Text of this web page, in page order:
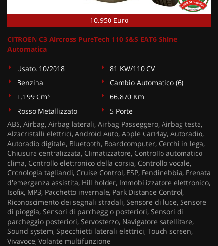
10.950 Euro
CITROEN C3 Aircross PureTech 110 S&S EAT6 Shine
Automatica
Usato, 10/2018
81 KW/110 CV
Benzina
Cambio Automatico (6)
1.199 Cm³
66.870 Km
Rosso Metallizzato
5 Porte
ABS, Airbag, Airbag laterali, Airbag Passeggero, Airbag testa,
Alzacristalli elettrici, Android Auto, Apple CarPlay, Autoradio,
Autoradio digitale, Bluetooth, Boardcomputer, Cerchi in lega,
Chiusura centralizzata, Climatizzatore, Controllo automatico
clima, Controllo elettronico della corsia, Controllo vocale,
Cronologia tagliandi, Cruise Control, ESP, Fendinebbia, Frenata
d'emergenza assistita, Hill holder, Immobilizzatore elettronico,
Isofix, MP3, Pacchetto invernale, Park Distance Control,
Riconoscimento dei segnali stradali, Sensore di luce, Sensore
di pioggia, Sensori di parcheggio posteriori, Sensori di
parcheggio posteriori, Servosterzo, Navigatore satellitare,
Sound system, Specchietti laterali elettrici, Touch screen,
Vivavoce, Volante multifunzione